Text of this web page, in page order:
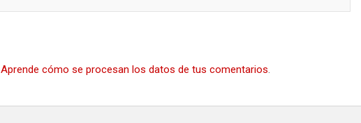
Aprende cómo se procesan los datos de tus comentarios.